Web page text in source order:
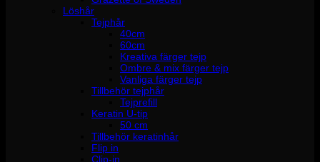
Löshår
Tejphår
40cm
60cm
Kreativa färger tejp
Ombre & mix färger tejp
Vanliga färger tejp
Tillbehör tejphår
Tejprefill
Keratin U-tip
50 cm
Tillbehör keratinhår
Flip in
Clip-in